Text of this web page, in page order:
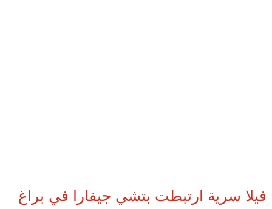
فيلا سرية ارتبطت بتشي جيفارا في براغ